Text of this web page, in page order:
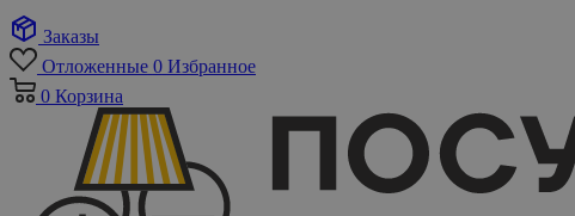
Заказы
Отложенные 0 Избранное
0 Корзина